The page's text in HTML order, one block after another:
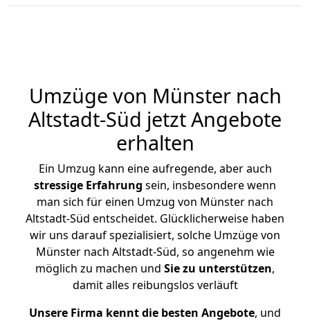
Umzüge von Münster nach
Altstadt-Süd jetzt Angebote
erhalten
Ein Umzug kann eine aufregende, aber auch
stressige Erfahrung sein, insbesondere wenn
man sich für einen Umzug von Münster nach
Altstadt-Süd entscheidet. Glücklicherweise haben
wir uns darauf spezialisiert, solche Umzüge von
Münster nach Altstadt-Süd, so angenehm wie
möglich zu machen und Sie zu unterstützen,
damit alles reibungslos verläuft
Unsere Firma kennt die besten Angebote, und